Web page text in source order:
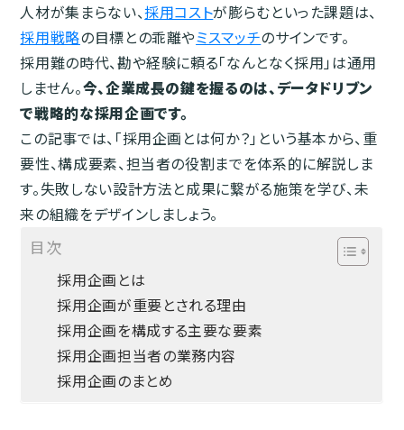
人材が集まらない、採用コストが膨らむといった課題は、
採用戦略の目標との乖離やミスマッチのサインです。
採用難の時代、勘や経験に頼る「なんとなく採用」は通用
しません。今、企業成長の鍵を握るのは、データドリブン
で戦略的な採用企画です。
この記事では、「採用企画とは何か？」という基本から、重
要性、構成要素、担当者の役割までを体系的に解説しま
す。失敗しない設計方法と成果に繋がる施策を学び、未
来の組織をデザインしましょう。
目次
採用企画とは
採用企画が重要とされる理由
採用企画を構成する主要な要素
採用企画担当者の業務内容
採用企画のまとめ